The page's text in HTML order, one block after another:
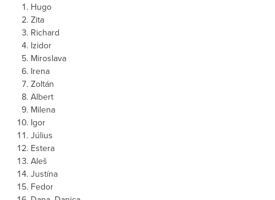
Hugo
Zita
Richard
Izidor
Miroslava
Irena
Zoltán
Albert
Milena
Igor
Július
Estera
Aleš
Justína
Fedor